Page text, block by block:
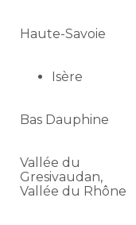
Haute-Savoie
Isère
Bas Dauphine
Vallée du
Gresivaudan,
Vallée du Rhône